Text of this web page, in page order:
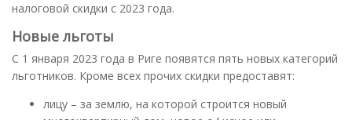
налоговой скидки с 2023 года.
Новые льготы
С 1 января 2023 года в Риге появятся пять новых категорий
льготников. Кроме всех прочих скидки предоставят:
лицу – за землю, на которой строится новый